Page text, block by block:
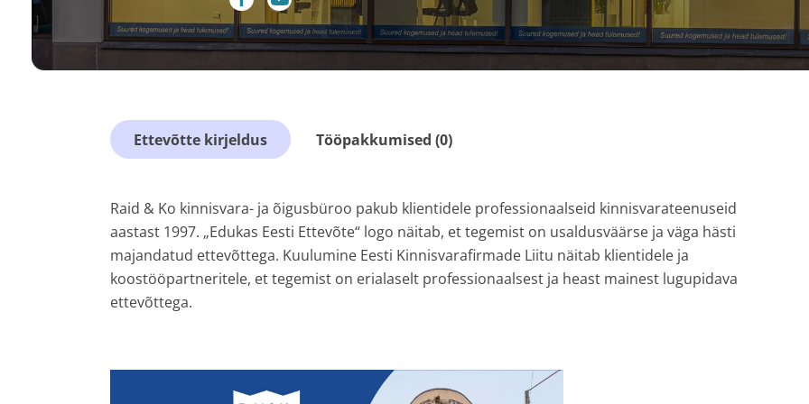
Ettevõtte kirjeldus Tööpakkumised (0)
Raid & Ko kinnisvara- ja õigusbüroo pakub klientidele professionaalseid kinnisvarateenuseid
aastast 1997. „Edukas Eesti Ettevõte“ logo näitab, et tegemist on usaldusväärse ja väga hästi
majandatud ettevõttega. Kuulumine Eesti Kinnisvarafirmade Liitu näitab klientidele ja
koostööpartneritele, et tegemist on erialaselt professionaalsest ja heast mainest lugupidava
ettevõttega.